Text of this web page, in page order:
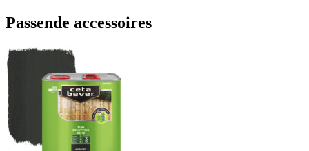
Passende accessoires